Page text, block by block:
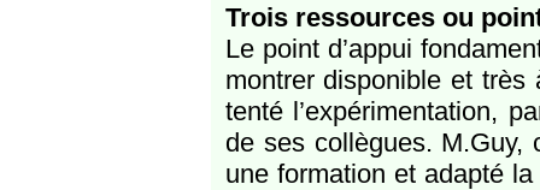
Trois ressources ou
Le point d’appui
montrer disponible et très
tenté l’expérimentation,
de ses collègues. M.Guy,
une formation et adapté